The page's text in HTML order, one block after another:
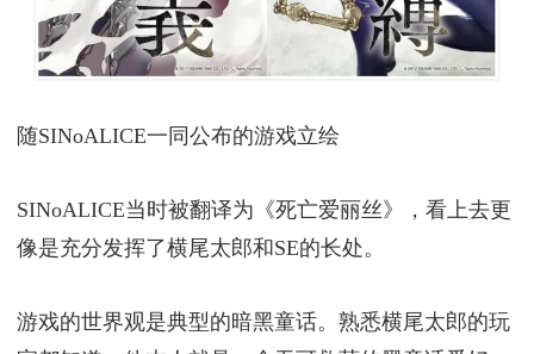
随SINoALICE一同公布的游戏立绘
SINoALICE当时被翻译为《死亡爱丽丝》，看上去更
像是充分发挥了横尾太郎和SE的长处。
游戏的世界观是典型的暗黑童话。熟悉横尾太郎的玩